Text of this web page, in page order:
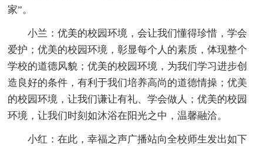
家”。
小兰：优美的校园环境，会让我们懂得珍惜，学会
爱护；优美的校园环境，彰显每个人的素质，体现整个
学校的道德风貌；优美的校园环境，为我们学习进步创
造良好的条件，有利于我们培养高尚的道德情操；优美
的校园环境，让我们谦让有礼、学会做人；优美的校园
环境，让我们时刻如沐浴在阳光之中，温馨融洽。
小红：在此，幸福之声广播站向全校师生发出如下